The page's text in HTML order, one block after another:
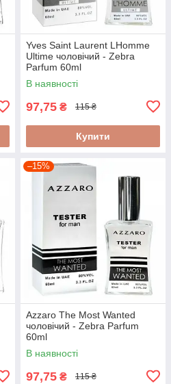
Yves Saint Laurent LHomme
Ultime чоловічий - Zebra
Parfum 60ml
В наявності
97,75 ₴ 115 ₴
Купити
–15%
Azzaro The Most Wanted
чоловічий - Zebra Parfum
60ml
В наявності
97,75 ₴ 115 ₴